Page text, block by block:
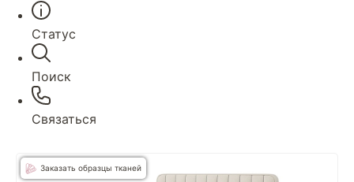
Статус
Поиск
Связаться
Заказать образцы тканей